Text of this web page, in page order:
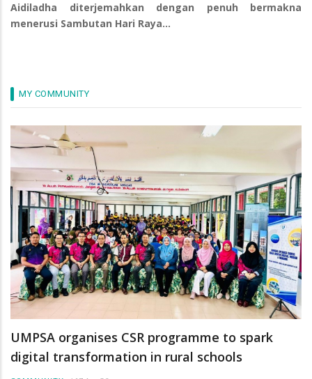
Aidiladha diterjemahkan dengan penuh bermakna
menerusi Sambutan Hari Raya…
MY COMMUNITY
UMPSA organises CSR programme to spark
digital transformation in rural schools